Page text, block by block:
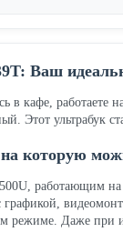
Ваш
в кафе,
Этот ультрабук
которую
работающим на
графикой,
режиме. Даже при